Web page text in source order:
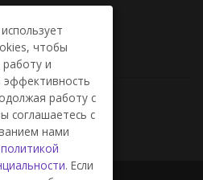
чтобы
и
эффективность
работу с
соглашаетесь с
нами
политикой
. Если